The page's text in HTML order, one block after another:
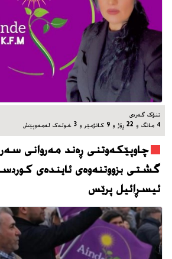
تنۆک گەردی
4 مانگ و 22 ڕۆژ و 9 کاتژمێر و 3 خوله‌ک له‌مه‌وپێش‌
چاوپێکەوتنی ڕەند مەروانی
گشتی بزووتنەوەی ئایندەی
ئیسڕائیل پرێس